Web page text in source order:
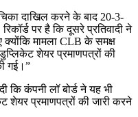
दाखिल करने के बाद 20-3-
पर है कि दूसरे प्रतिवादी ने
क्योंकि मामला CLB के समक्ष
डुप्लिकेट शेयर प्रमाणपत्रों की
गई।”
कि कंपनी लॉ बोर्ड ने यह भी
शेयर प्रमाणपत्रों की जारी करने